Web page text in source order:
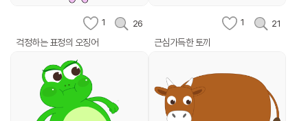
1 26
걱정하는 표정의 오징어
1 21
근심가득한 토끼